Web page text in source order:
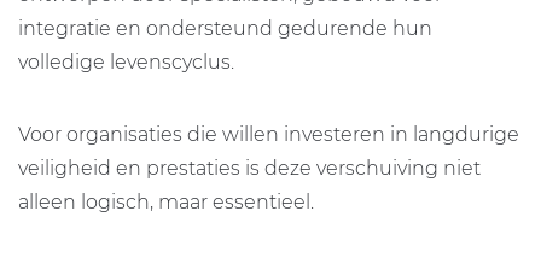
integratie en ondersteund gedurende hun
volledige levenscyclus.
Voor organisaties die willen investeren in langdurige
veiligheid en prestaties is deze verschuiving niet
alleen logisch, maar essentieel.